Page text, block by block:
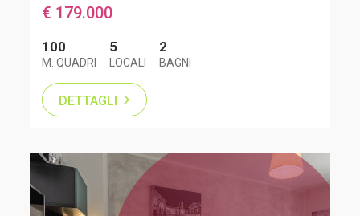
€ 179.000
100
M. QUADRI
5
LOCALI
2
BAGNI
DETTAGLI